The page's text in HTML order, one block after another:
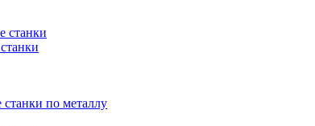
станки
по металлу